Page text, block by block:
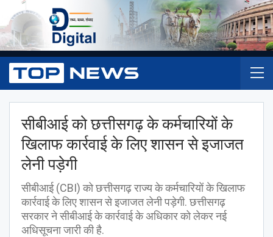
सीबीआई को छत्तीसगढ़ के कर्मचारियों के
खिलाफ कार्रवाई के लिए शासन से इजाजत
लेनी पड़ेगी
सीबीआई (CBI) को छत्तीसगढ़ राज्य के कर्मचारियों के खिलाफ
कार्रवाई के लिए शासन से इजाजत लेनी पड़ेगी. छत्तीसगढ़
सरकार ने सीबीआई के कार्रवाई के अधिकार को लेकर नई
अधिसूचना जारी की है.